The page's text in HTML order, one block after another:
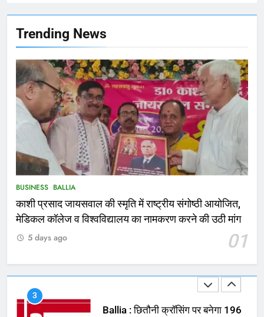
Trending News
BUSINESS BALLIA
काशी प्रसाद जायसवाल की स्मृति में राष्ट्रीय संगोष्ठी आयोजित,
मेडिकल कॉलेज व विश्वविद्यालय का नामकरण करने की उठी मांग
01
5 days ago
फांसी लगाकर दी जान
NATIONAL
167
Ballia : थैंक्यू बलिया पुलिस: पीड़िता को
मिले 1.38 लाख रूपये
NATIONAL बलिया
कोचिंग सेंटर में लगी भीषण आग, जान
बचाने के लिए छात्रों ने लगाई छलांग, कई
2
भरत तिवारी एनकाउंटर मामले को लेकर
सियासत तेज, भाजपा सांसद ने बताई हत्या
NATIONAL POLITICS
3
Ballia : छितौनी क्रॉसिंग पर बनेगा 196